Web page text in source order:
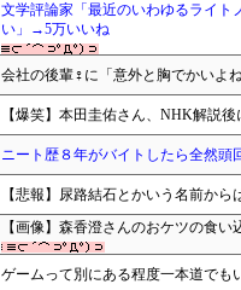
文学評論家「最近のいわゆるライト
い」→5万いいね
会社の後輩♀に「意外と胸でかいよ
【爆笑】本田圭佑さん、NHK解説
ニート歴８年がバイトしたら全然頭
【悲報】尿路結石とかいう名前か
【画像】森香澄さんのおケツの食い
ゲームって別にある程度一本道でも